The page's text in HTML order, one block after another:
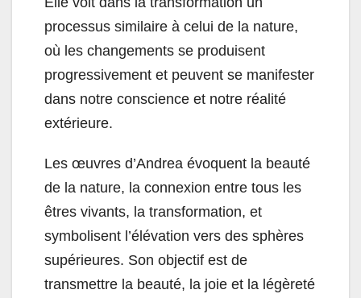
processus similaire à celui de la nature,
où les changements se produisent
progressivement et peuvent se manifester
dans notre conscience et notre réalité
extérieure.
Les œuvres d’Andrea évoquent la beauté
de la nature, la connexion entre tous les
êtres vivants, la transformation, et
symbolisent l’élévation vers des sphères
supérieures. Son objectif est de
transmettre la beauté, la joie et la légèreté